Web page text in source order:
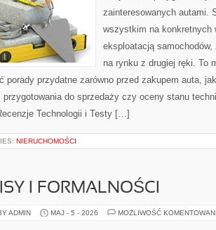
zainteresowanych autami.
wszystkim na konkretnych
eksploatacją
na rynku z drugiej ręki. To
porady przydatne zarówno przed zakupem auta,
przygotowania do sprzedaży czy oceny stanu
Technologii i Testy […]
NIERUCHOMOŚCI
I FORMALNOŚCI
ADMIN MAJ - 5 - 2026 MOŻLIWOŚĆ